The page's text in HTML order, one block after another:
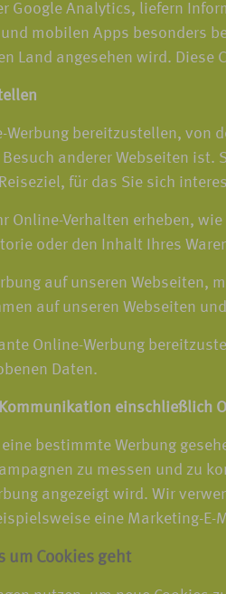
Google Analytics, liefern
mobilen Apps besonders
Land angesehen wird.
Werbung bereitzustellen,
anderer Webseiten
für das Sie sich
Online-Verhalten erheben,
oder den Inhalt Ihres
auf unseren
auf unseren Webseiten
Online-Werbung
Daten.
einschließlich
bestimmte Werbung
zu messen und zu
angezeigt wird. Wir
eine Marketing-
um Cookies geht